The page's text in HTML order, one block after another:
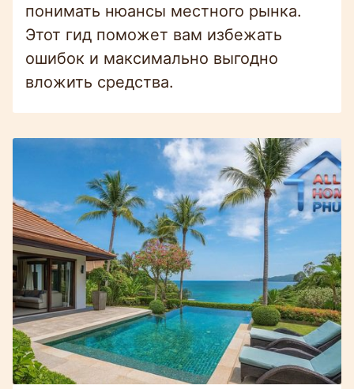
понимать нюансы местного рынка.
Этот гид поможет вам избежать
ошибок и максимально выгодно
вложить средства.